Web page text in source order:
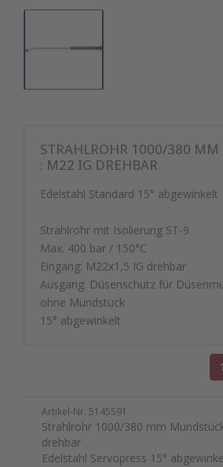
STRAHLROHR 1000/380
: M22 IG DREHBAR
Edelstahl Standard 15° abgewinkelt
Strahlrohr mit Isolierung ST-9
Max. 400 bar / 150°C
Eingang: M22x1,5 IG drehbar
Ausgang: Düsenschutz für
ohne Mundstück
15° abgewinkelt
Artikel-Nr. 5145591
Strahlrohr 1000/380 mm
drehbar
Edelstahl Servopress 15°